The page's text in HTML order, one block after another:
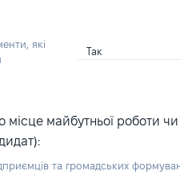
які
Так
майбутньої роботи
та громадських